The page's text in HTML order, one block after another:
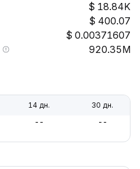
18.84K
400.07
0.00371607
920.35M
14 дн. 30 дн.
-- --